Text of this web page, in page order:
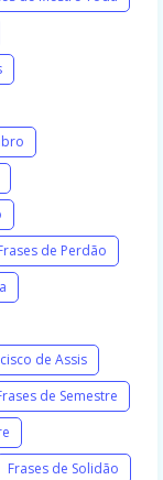
de Perdão
de Assis
de Semestre
Frases de Solidão